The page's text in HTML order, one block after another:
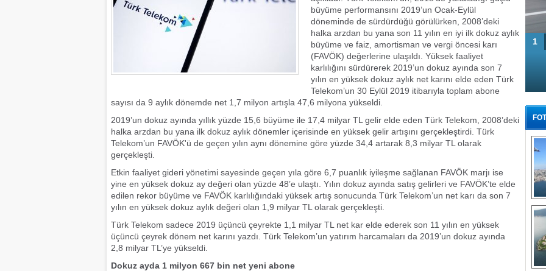
büyüme performansını 2019’un Ocak-Eylül
döneminde de sürdürdüğü görülürken, 2008’deki
halka arzdan bu yana son 11 yılın en iyi ilk dokuz aylık
büyüme ve faiz, amortisman ve vergi öncesi karı
(FAVÖK) değerlerine ulaşıldı. Yüksek faaliyet
karlılığını sürdürerek 2019’un dokuz ayında son 7
yılın en yüksek dokuz aylık net karını elde eden Türk
Telekom’un 30 Eylül 2019 itibarıyla toplam abone
sayısı da 9 aylık dönemde net 1,7 milyon artışla 47,6 milyona yükseldi.
2019’un dokuz ayında yıllık yüzde 15,6 büyüme ile 17,4 milyar TL gelir elde eden Türk Telekom, 2008’deki
halka arzdan bu yana ilk dokuz aylık dönemler içerisinde en yüksek gelir artışını gerçekleştirdi. Türk
Telekom’un FAVÖK'ü de geçen yılın aynı dönemine göre yüzde 34,4 artarak 8,3 milyar TL olarak
gerçekleşti.
Etkin faaliyet gideri yönetimi sayesinde geçen yıla göre 6,7 puanlık iyileşme sağlanan FAVÖK marjı ise
yine en yüksek dokuz ay değeri olan yüzde 48’e ulaştı. Yılın dokuz ayında satış gelirleri ve FAVÖK’te elde
edilen rekor büyüme ve FAVÖK karlılığındaki yüksek artış sonucunda Türk Telekom’un net karı da son 7
yılın en yüksek dokuz aylık değeri olan 1,9 milyar TL olarak gerçekleşti.
Türk Telekom sadece 2019 üçüncü çeyrekte 1,1 milyar TL net kar elde ederek son 11 yılın en yüksek
üçüncü çeyrek dönem net karını yazdı. Türk Telekom’un yatırım harcamaları da 2019’un dokuz ayında
2,8 milyar TL’ye yükseldi.
Dokuz ayda 1 milyon 667 bin net yeni abone
1